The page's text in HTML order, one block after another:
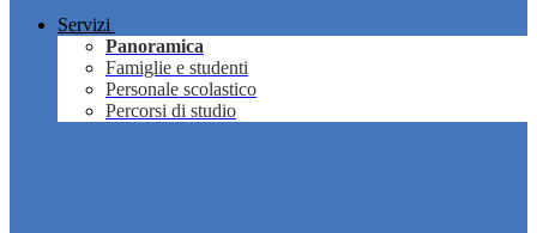
Servizi
Panoramica
Famiglie e studenti
Personale scolastico
Percorsi di studio